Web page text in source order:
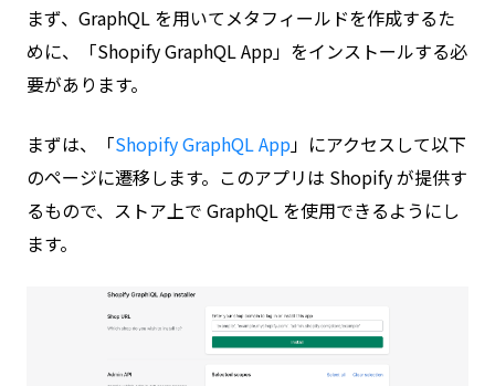
まず、GraphQL を用いてメタフィールドを作成するた
めに、「Shopify GraphQL App」をインストールする必
要があります。
まずは、「Shopify GraphQL App」にアクセスして以下
のページに遷移します。このアプリは Shopify が提供す
るもので、ストア上で GraphQL を使用できるようにし
ます。